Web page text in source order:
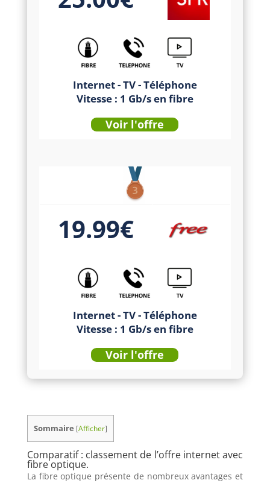
Internet - TV - Téléphone
Vitesse : 1 Gb/s en fibre
Voir l'offre
19.99€
Internet - TV - Téléphone
Vitesse : 1 Gb/s en fibre
Voir l'offre
Sommaire [Afficher]
Comparatif : classement de l’offre internet avec
fibre optique.
La fibre optique présente de nombreux avantages et